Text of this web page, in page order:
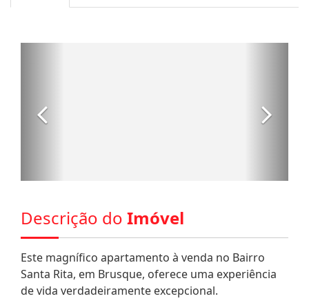
Descrição do Imóvel
Este magnífico apartamento à venda no Bairro
Santa Rita, em Brusque, oferece uma experiência
de vida verdadeiramente excepcional.